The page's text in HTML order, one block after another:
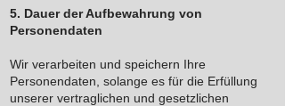
5. Dauer der Aufbewahrung von
Personendaten
Wir verarbeiten und speichern Ihre
Personendaten, solange es für die Erfüllung
unserer vertraglichen und gesetzlichen